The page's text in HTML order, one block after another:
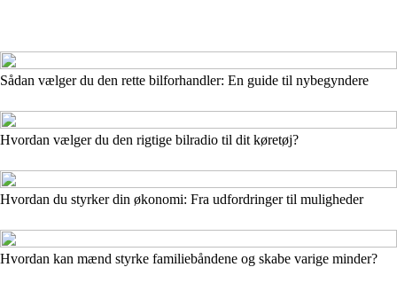
Sådan vælger du den rette bilforhandler: En guide til nybegyndere
Hvordan vælger du den rigtige bilradio til dit køretøj?
Hvordan du styrker din økonomi: Fra udfordringer til muligheder
Hvordan kan mænd styrke familiebåndene og skabe varige minder?